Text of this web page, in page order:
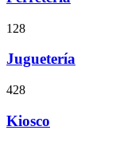
128
Juguetería
428
Kiosco